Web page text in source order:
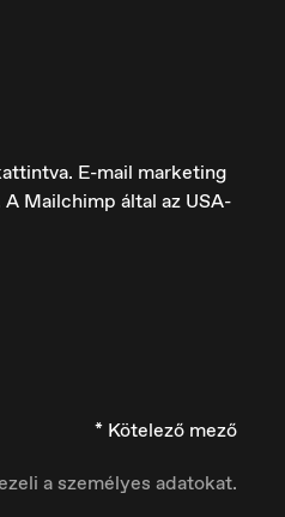
E-mail marketing
Mailchimp által az USA-
* Kötelező mező
a személyes adatokat.